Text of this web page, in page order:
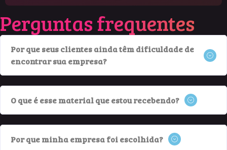
Perguntasfrequentes
Por que seus clientes ainda têm dificuldade de
encontrar sua empresa?
O que é esse material que estou recebendo?
Por que minha empresa foi escolhida?